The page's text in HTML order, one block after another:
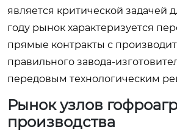
является критической
году рынок характеризуется
прямые контракты с
правильного завода-
передовым технологическим
Рынок узлов
производства